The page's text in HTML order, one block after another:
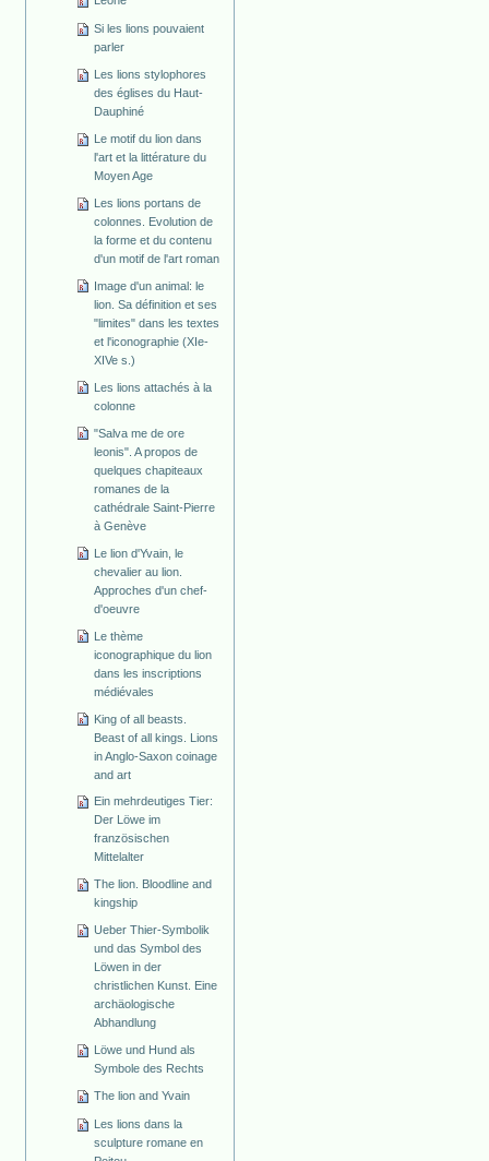
Si les lions pouvaient
parler
Les lions stylophores
des églises du Haut-
Dauphiné
Le motif du lion dans
l'art et la littérature du
Moyen Age
Les lions portans de
colonnes. Evolution de
la forme et du contenu
d'un motif de l'art roman
Image d'un animal: le
lion. Sa définition et ses
"limites" dans les textes
et l'iconographie (XIe-
XIVe s.)
Les lions attachés à la
colonne
"Salva me de ore
leonis". A propos de
quelques chapiteaux
romanes de la
cathédrale Saint-Pierre
à Genève
Le lion d'Yvain, le
chevalier au lion.
Approches d'un chef-
d'oeuvre
Le thème
iconographique du lion
dans les inscriptions
médiévales
King of all beasts.
Beast of all kings. Lions
in Anglo-Saxon coinage
and art
Ein mehrdeutiges Tier:
Der Löwe im
französischen
Mittelalter
The lion. Bloodline and
kingship
Ueber Thier-Symbolik
und das Symbol des
Löwen in der
christlichen Kunst. Eine
archäologische
Abhandlung
Löwe und Hund als
Symbole des Rechts
The lion and Yvain
Les lions dans la
sculpture romane en